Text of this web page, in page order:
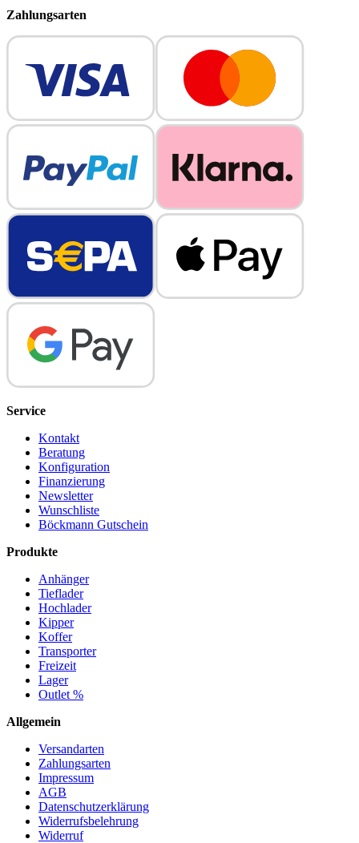
Zahlungsarten
Service
Kontakt
Beratung
Konfiguration
Finanzierung
Newsletter
Wunschliste
Böckmann Gutschein
Produkte
Anhänger
Tieflader
Hochlader
Kipper
Koffer
Transporter
Freizeit
Lager
Outlet %
Allgemein
Versandarten
Zahlungsarten
Impressum
AGB
Datenschutzerklärung
Widerrufsbelehrung
Widerruf